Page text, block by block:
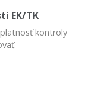
EK/TK
kontroly